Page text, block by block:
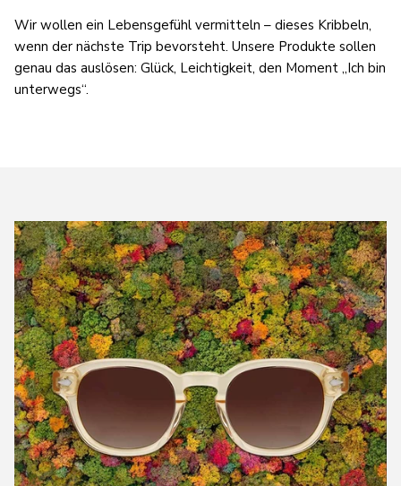
Wir wollen ein Lebensgefühl vermitteln – dieses Kribbeln,
wenn der nächste Trip bevorsteht. Unsere Produkte sollen
genau das auslösen: Glück, Leichtigkeit, den Moment „Ich bin
unterwegs“.